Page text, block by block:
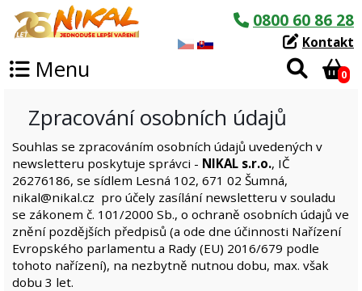
0800 60 86 28
Kontakt
Menu 0
Zpracování osobních údajů
Souhlas se zpracováním osobních údajů uvedených v
newsletteru poskytuje správci - NIKAL s.r.o., IČ
26276186, se sídlem Lesná 102, 671 02 Šumná,
nikal@nikal.cz pro účely zasílání newsletteru v souladu
se zákonem č. 101/2000 Sb., o ochraně osobních údajů ve
znění pozdějších předpisů (a ode dne účinnosti Nařízení
Evropského parlamentu a Rady (EU) 2016/679 podle
tohoto nařízení), na nezbytně nutnou dobu, max. však
dobu 3 let.